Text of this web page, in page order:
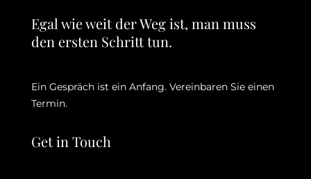
Egal wie weit der Weg ist, man muss
den ersten Schritt tun.
Ein Gespräch ist ein Anfang. Vereinbaren Sie einen
Termin.
Get in Touch